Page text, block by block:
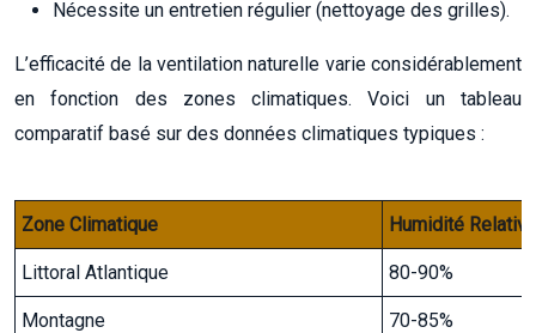
Nécessite un entretien régulier (nettoyage des grilles).
L’efficacité de la ventilation naturelle varie considérablement
en fonction des zones climatiques. Voici un tableau
comparatif basé sur des données climatiques typiques :
Zone Climatique Humidité
Littoral Atlantique 80-90%
Montagne 70-85%